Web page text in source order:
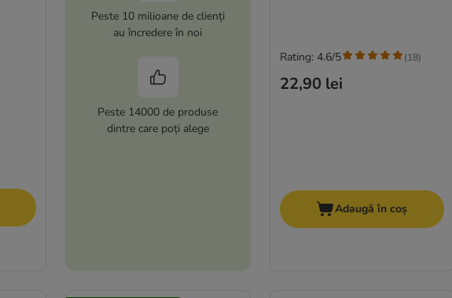
Peste 10 milioane de clienți
au încredere în noi
Peste 14000 de produse
dintre care poți alege
22,90 lei
Rating: 4.6/5 (18)
Adaugă în coș